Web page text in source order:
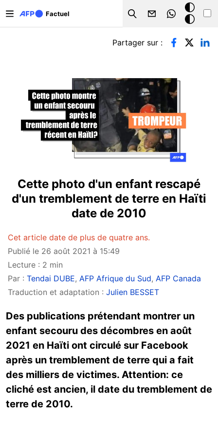
Factuel
Search
Mode
sombre
Onglets principaux
Partager sur :
Cette photo d'un enfant rescapé
d'un tremblement de terre en Haïti
date de 2010
Cet article date de plus de quatre ans.
Publié le 26 août 2021 à 15:49
Lecture : 2 min
Par : Tendai DUBE, AFP Afrique du Sud, AFP Canada
Traduction et adaptation : Julien BESSET
Des publications prétendant montrer un
enfant secouru des décombres en août
2021 en Haïti ont circulé sur Facebook
après un tremblement de terre qui a fait
des milliers de victimes. Attention: ce
cliché est ancien, il date du tremblement de
terre de 2010.